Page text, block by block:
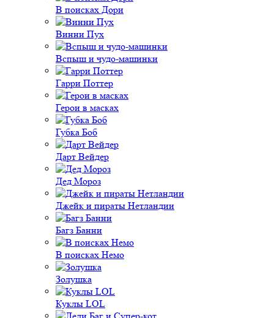
В поисках Дори
Винни Пух
Вспыш и чудо-машинки
Гарри Поттер
Герои в масках
Губка Боб
Дарт Вейдер
Дед Мороз
Джейк и пираты Нетландии
Багз Банни
В поисках Немо
Золушка
Куклы LOL